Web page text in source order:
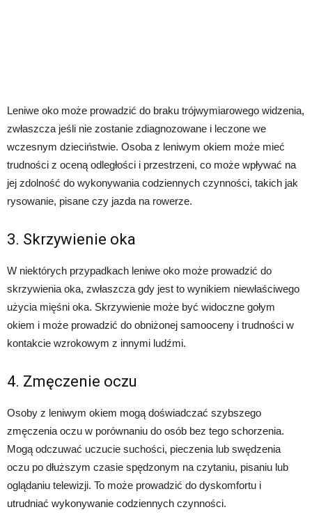
Leniwe oko może prowadzić do braku trójwymiarowego widzenia,
zwłaszcza jeśli nie zostanie zdiagnozowane i leczone we
wczesnym dzieciństwie. Osoba z leniwym okiem może mieć
trudności z oceną odległości i przestrzeni, co może wpływać na
jej zdolność do wykonywania codziennych czynności, takich jak
rysowanie, pisane czy jazda na rowerze.
3. Skrzywienie oka
W niektórych przypadkach leniwe oko może prowadzić do
skrzywienia oka, zwłaszcza gdy jest to wynikiem niewłaściwego
użycia mięśni oka. Skrzywienie może być widoczne gołym
okiem i może prowadzić do obniżonej samooceny i trudności w
kontakcie wzrokowym z innymi ludźmi.
4. Zmęczenie oczu
Osoby z leniwym okiem mogą doświadczać szybszego
zmęczenia oczu w porównaniu do osób bez tego schorzenia.
Mogą odczuwać uczucie suchości, pieczenia lub swędzenia
oczu po dłuższym czasie spędzonym na czytaniu, pisaniu lub
oglądaniu telewizji. To może prowadzić do dyskomfortu i
utrudniać wykonywanie codziennych czynności.